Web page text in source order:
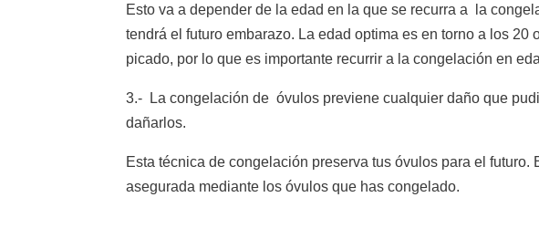
Esto va a depender de la edad en la que se recurra a la
tendrá el futuro embarazo. La edad optima es en torno a los
picado, por lo que es importante recurrir a la congelación en
3.- La congelación de óvulos previene cualquier daño que
dañarlos.
Esta técnica de congelación preserva tus óvulos para el
asegurada mediante los óvulos que has congelado.